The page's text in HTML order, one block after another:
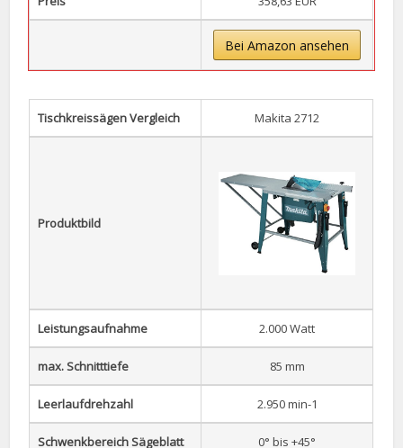
Bei Amazon ansehen
Tischkreissägen Vergleich Makita 2712
Produktbild
Leistungsaufnahme 2.000 Watt
max. Schnitttiefe 85 mm
Leerlaufdrehzahl 2.950 min-1
Schwenkbereich Sägeblatt 0° bis +45°